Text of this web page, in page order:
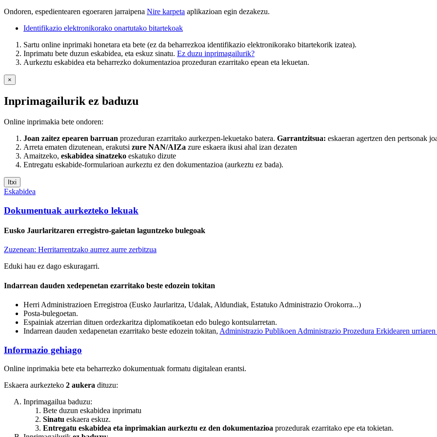
Ondoren, espedientearen egoeraren jarraipena Nire karpeta aplikazioan egin dezakezu.
Identifikazio elektronikorako onartutako bitartekoak
Sartu online inprimaki honetara eta bete (ez da beharrezkoa identifikazio elektronikorako bitartekorik izatea).
Inprimatu bete duzun eskabidea, eta eskuz sinatu. Ez duzu inprimagailurik?
Aurkeztu eskabidea eta beharrezko dokumentazioa prozeduran ezarritako epean eta lekuetan.
×
Inprimagailurik ez baduzu
Online inprimakia bete ondoren:
Joan zaitez epearen barruan prozeduran ezarritako aurkezpen-lekuetako batera. Garrantzitsua: eskaeran agertzen den pertsonak
Arreta ematen dizutenean, erakutsi zure NAN/AIZa zure eskaera ikusi ahal izan dezaten
Amaitzeko, eskabidea sinatzeko eskatuko dizute
Entregatu eskabide-formularioan aurkeztu ez den dokumentazioa (aurkeztu ez bada).
Itxi
Eskabidea
Dokumentuak aurkezteko lekuak
Eusko Jaurlaritzaren erregistro-gaietan laguntzeko bulegoak
Zuzenean: Herritarrentzako aurrez aurre zerbitzua
Eduki hau ez dago eskuragarri.
Indarrean dauden xedepenetan ezarritako beste edozein tokitan
Herri Administrazioen Erregistroa (Eusko Jaurlaritza, Udalak, Aldundiak, Estatuko Administrazio Orokorra...)
Posta-bulegoetan.
Espainiak atzerrian dituen ordezkaritza diplomatikoetan edo bulego kontsularretan.
Indarrean dauden xedapenetan ezarritako beste edozein tokitan, Administrazio Publikoen Administrazio Prozedura Erkidearen
Informazio gehiago
Online inprimakia bete eta beharrezko dokumentuak formatu digitalean erantsi.
Eskaera aurkezteko 2 aukera dituzu:
Inprimagailua baduzu:
Bete duzun eskabidea inprimatu
Sinatu eskaera eskuz.
Entregatu eskabidea eta inprimakian aurkeztu ez den dokumentazioa prozedurak ezarritako epe eta tokietan.